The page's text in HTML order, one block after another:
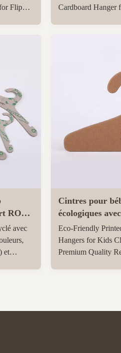
Flip
Cardboard Hanger
ROSH
avec
et
Cintres pour
écologiques
cintres en
vêtements
Eco-Friendly
Hangers for Kids
Premium Quality
clothing display